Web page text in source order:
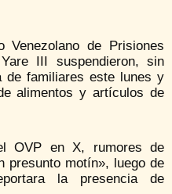
Venezolano de Prisiones
III suspendieron, sin
de familiares este lunes y
alimentos y artículos de
OVP en X, rumores de
presunto motín», luego de
la presencia de